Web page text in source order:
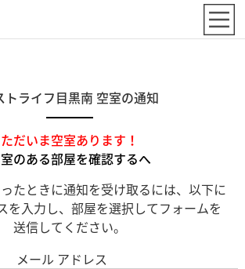
トライフ目黒南 空室の通知
ただいま空室あります！
のある部屋を確認するへ
たときに通知を受け取るには、以下に
を入力し、部屋を選択してフォームを
送信してください。
メール アドレス